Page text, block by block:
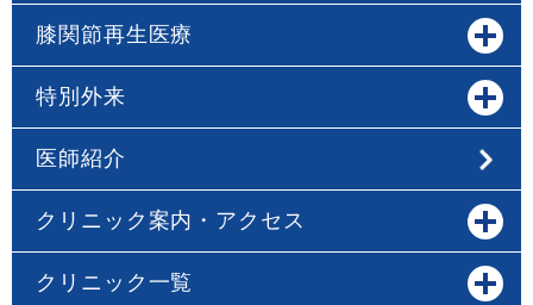
膝関節再生医療
特別外来
医師紹介
クリニック案内・アクセス
クリニック一覧